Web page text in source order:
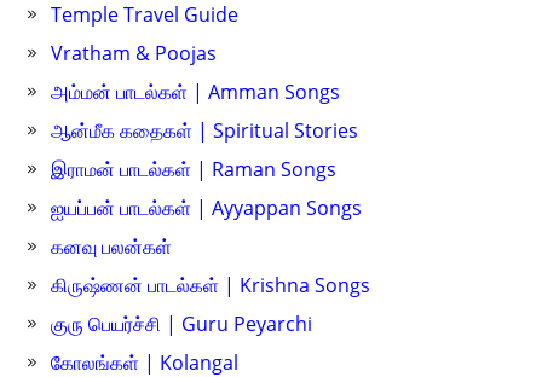
Temple Travel Guide
Vratham & Poojas
அம்மன் பாடல்கள் | Amman Songs
ஆன்மீக கதைகள் | Spiritual Stories
இராமன் பாடல்கள் | Raman Songs
ஐயப்பன் பாடல்கள் | Ayyappan Songs
கனவு பலன்கள்
கிருஷ்ணன் பாடல்கள் | Krishna Songs
குரு பெயர்ச்சி | Guru Peyarchi
கோலங்கள் | Kolangal